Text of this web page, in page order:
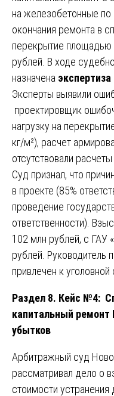
на железобетонные
окончания ремонта в
перекрытие
рублей. В ходе
назначена
Эксперты выявили
проектировщик
нагрузку на
кг/м²), расчет
отсутствовали
Суд признал, что
в проекте (85%
проведение
ответственности).
102 млн рублей, с ГАУ
рублей. Руководитель
привлечен к уголовной
Раздел 8. Кейс №4:
капитальный
убытков
Арбитражный суд
рассматривал дело о
стоимости